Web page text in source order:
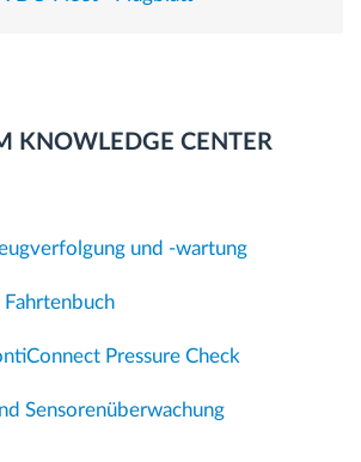
KNOWLEDGE CENTER
und -wartung
Fahrtenbuch
Pressure Check
Sensorenüberwachung